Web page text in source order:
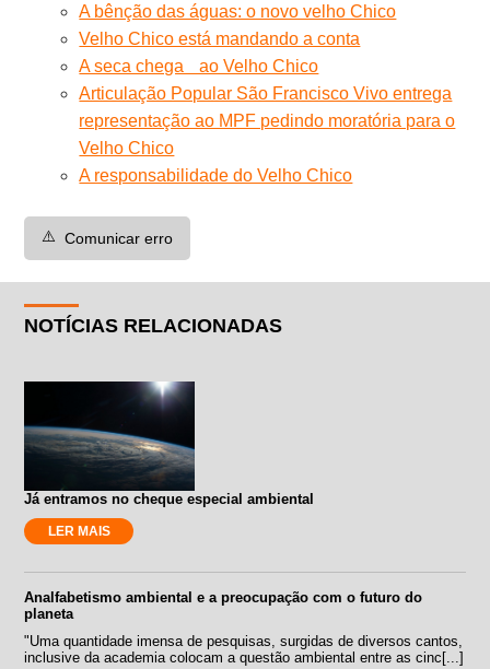
A bênção das águas: o novo velho Chico
Velho Chico está mandando a conta
A seca chega ao Velho Chico
Articulação Popular São Francisco Vivo entrega
representação ao MPF pedindo moratória para o
Velho Chico
A responsabilidade do Velho Chico
⚠️ Comunicar erro
NOTÍCIAS RELACIONADAS
Já entramos no cheque especial ambiental
LER MAIS
Analfabetismo ambiental e a preocupação com o futuro do
planeta
"Uma quantidade imensa de pesquisas, surgidas de diversos cantos,
inclusive da academia colocam a questão ambiental entre as cinc[...]